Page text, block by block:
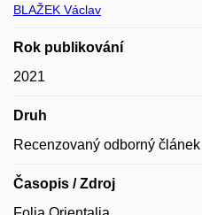
BLAŽEK Václav
Rok publikování
2021
Druh
Recenzovaný odborný článek
Časopis / Zdroj